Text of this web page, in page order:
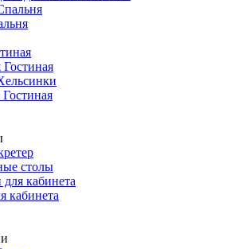
столы
кабинета
кабинета